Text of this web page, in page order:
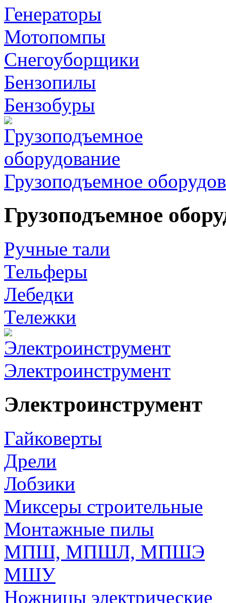
Генераторы
Мотопомпы
Снегоуборщики
Бензопилы
Бензобуры
Грузоподъемное
Грузоподъемное
Ручные тали
Тельферы
Лебедки
Тележки
Электроинструмент
Электроинструмент
Гайковерты
Дрели
Лобзики
Миксеры строительные
Монтажные пилы
МПШ, МПШЛ, МПШЭ
МШУ
Ножницы электрические